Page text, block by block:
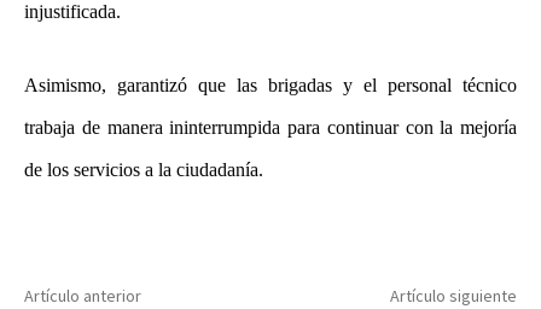
injustificada.
Asimismo, garantizó que las brigadas y el personal técnico
trabaja de manera ininterrumpida para continuar con la mejoría
de los servicios a la ciudadanía.
Artículo anterior Artículo siguiente